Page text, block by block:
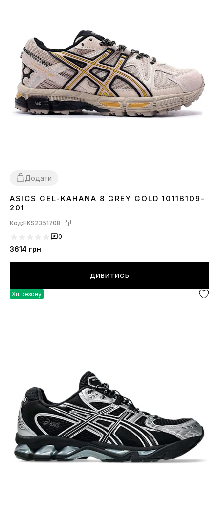
Додати
36 373839404142434445
ASICS GEL-KAHANA 8 GREY GOLD 1011B109-
201
Код:FKS2351708
0
3614 грн
ДИВИТИСЬ
Хіт сезону